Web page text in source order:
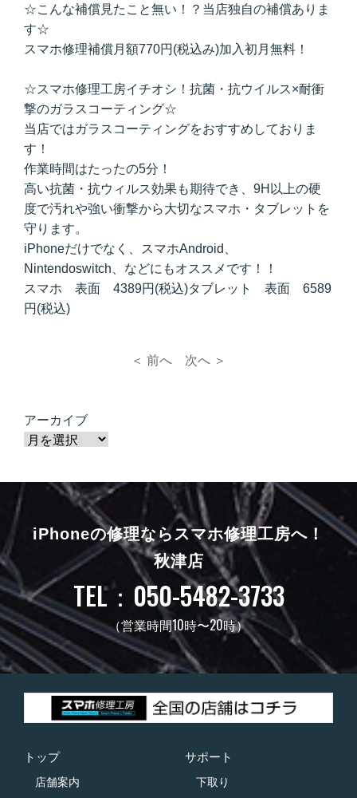
☆こんな補償見たこと無い！？当店独自の補償ありま
す☆
スマホ修理補償月額770円(税込み)加入初月無料！
☆スマホ修理工房イチオシ！抗菌・抗ウイルス×耐衝
撃のガラスコーティング☆
当店ではガラスコーティングをおすすめしておりま
す！
作業時間はたったの5分！
高い抗菌・抗ウィルス効果も期待でき、9H以上の硬
度で汚れや強い衝撃から大切なスマホ・タブレットを
守ります。
iPhoneだけでなく、スマホAndroid、
Nintendoswitch、などにもオススメです！！
スマホ 表面 4389円(税込)タブレット 表面 6589
円(税込)
＜ 前へ 次へ ＞
アーカイブ
iPhoneの修理ならスマホ修理工房へ！
秋津店
TEL：050-5482-3733
（営業時間10時〜20時）
トップ
店舗案内
サポート
下取り